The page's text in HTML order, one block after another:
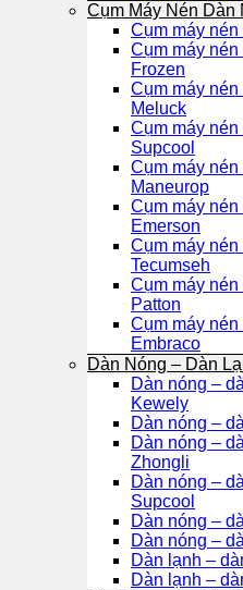
Cụm Máy Nén Dàn
Cụm máy
Cụm máy
Frozen
Cụm máy
Meluck
Cụm máy
Supcool
Cụm máy
Maneurop
Cụm máy
Emerson
Cụm máy
Tecumseh
Cụm máy
Patton
Cụm máy
Embraco
Dàn Nóng – Dàn
Dàn nóng –
Kewely
Dàn nóng –
Dàn nóng –
Zhongli
Dàn nóng –
Supcool
Dàn nóng –
Dàn nóng –
Dàn lạnh –
Dàn lạnh –